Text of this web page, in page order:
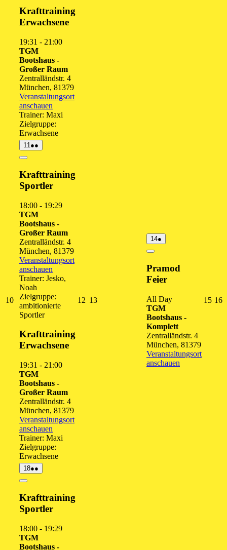
Krafttraining
Erwachsene
19:31 - 21:00
TGM
Bootshaus -
Großer Raum
Zentralländstr. 4
München, 81379
Veranstaltungsort
anschauen
Trainer: Maxi
Zielgruppe:
Erwachsene
1010.
August
2026
1111.
August
●●
Veranstaltungen)
Close
Krafttraining
Sportler
18:00 - 19:29
TGM
Bootshaus -
Großer Raum
Zentralländstr. 4
München, 81379
Veranstaltungsort
anschauen
Trainer: Jesko,
Noah
Zielgruppe:
ambitionierte
Sportler
Krafttraining
Erwachsene
19:31 - 21:00
TGM
Bootshaus -
Großer Raum
Zentralländstr. 4
München, 81379
Veranstaltungsort
anschauen
Trainer: Maxi
Zielgruppe:
Erwachsene
12 12.
1313.
1414.
August
●
Veranstaltung)
Close
Pramod
Feier
All Day
TGM
Bootshaus -
Komplett
Zentralländstr. 4
München, 81379
Veranstaltungsort
anschauen
1515.
16
1818.
August
●●
Veranstaltungen)
Close
Krafttraining
Sportler
18:00 - 19:29
TGM
Bootshaus -